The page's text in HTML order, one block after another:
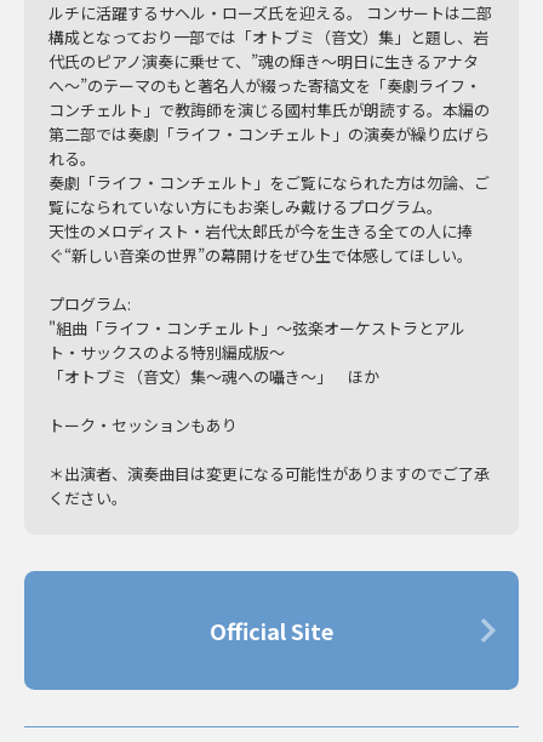
ルチに活躍するサヘル・ローズ氏を迎える。 コンサートは二部
構成となっており一部では「オトブミ（音文）集」と題し、岩
代氏のピアノ演奏に乗せて、”魂の輝き〜明日に生きるアナタ
へ〜”のテーマのもと著名人が綴った寄稿文を「奏劇ライフ・
コンチェルト」で教誨師を演じる國村隼氏が朗読する。本編の
第二部では奏劇「ライフ・コンチェルト」の演奏が繰り広げら
れる。
奏劇「ライフ・コンチェルト」をご覧になられた方は勿論、ご
覧になられていない方にもお楽しみ戴けるプログラム。
天性のメロディスト・岩代太郎氏が今を生きる全ての人に捧
ぐ“新しい音楽の世界”の幕開けをぜひ生で体感してほしい。
プログラム:
"組曲「ライフ・コンチェルト」～弦楽オーケストラとアル
ト・サックスのよる特別編成版～
「オトブミ（音文）集～魂への囁き～」 ほか
トーク・セッションもあり
＊出演者、演奏曲目は変更になる可能性がありますのでご了承
ください。
Official Site